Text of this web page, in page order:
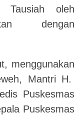
Tausiah oleh
dengan
menggunakan
Mantri H.
Puskesmas
Puskesmas